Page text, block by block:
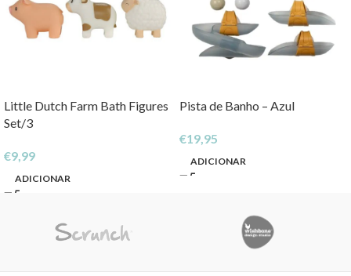
Little Dutch Farm Bath Figures
Set/3
€9,99
ADICIONAR
Pista de Banho – Azul
€19,95
ADICIONAR